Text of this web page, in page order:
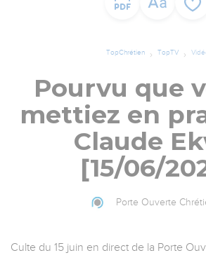
TopChrétien TopTV
Pourvu que
mettiez en
Claude
[15/06/
Porte Ouverte
Culte du 15 juin en direct de la Porte